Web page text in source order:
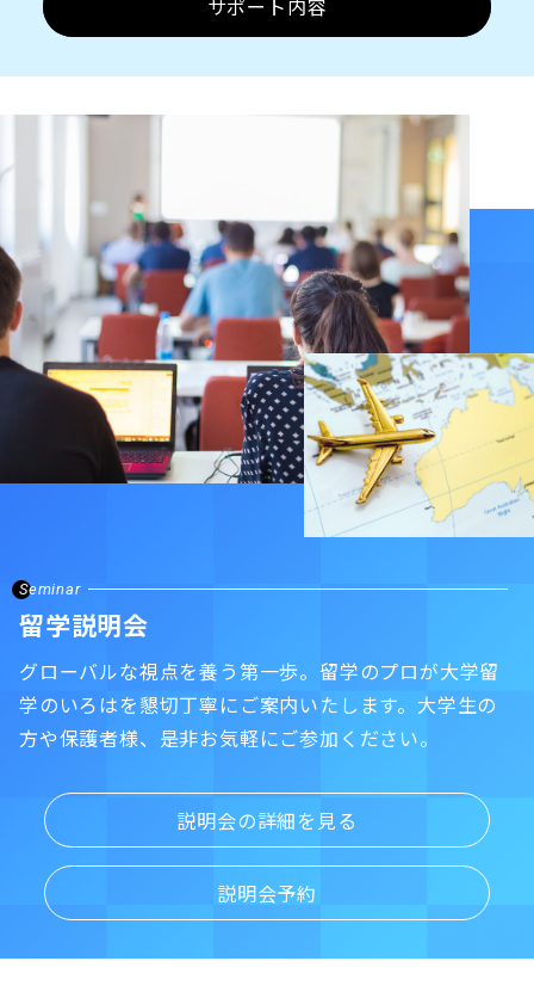
サポート内容
Seminar
留学説明会
グローバルな視点を養う第一歩。留学のプロが大学留
学のいろはを懇切丁寧にご案内いたします。大学生の
方や保護者様、是非お気軽にご参加ください。
説明会の詳細を見る
説明会予約